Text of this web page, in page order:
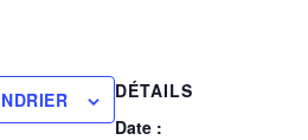
DÉTAILS
Date :